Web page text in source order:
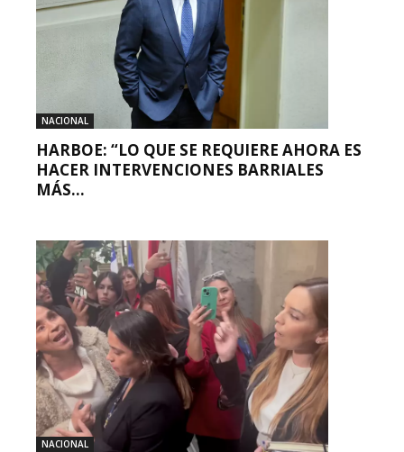
NACIONAL
HARBOE: “LO QUE SE REQUIERE AHORA ES
HACER INTERVENCIONES BARRIALES
MÁS...
NACIONAL